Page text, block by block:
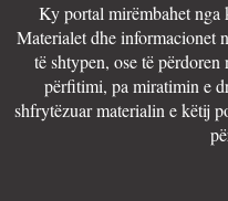
Ky portal mirëmbahet
Materialet dhe informacionet
të shtypen, ose të
përfitimi, pa miratimin e
shfrytëzuar materialin e këtij